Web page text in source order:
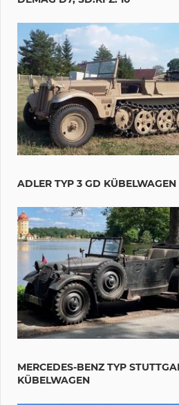
ADLER TYP 3 GD KÜBELWAGEN
MERCEDES-BENZ TYP
KÜBELWAGEN